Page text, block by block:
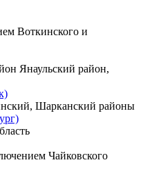
Воткинского и
Янаульский район,
Шарканский районы
Чайковского